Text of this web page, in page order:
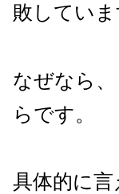
敗していま
なぜなら
らです。
具体的に